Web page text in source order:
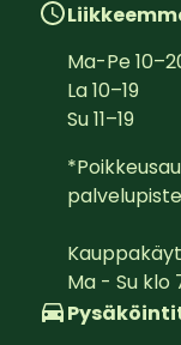
Ma-Pe10–
La10–19
Su11–19
Ma - Su klo